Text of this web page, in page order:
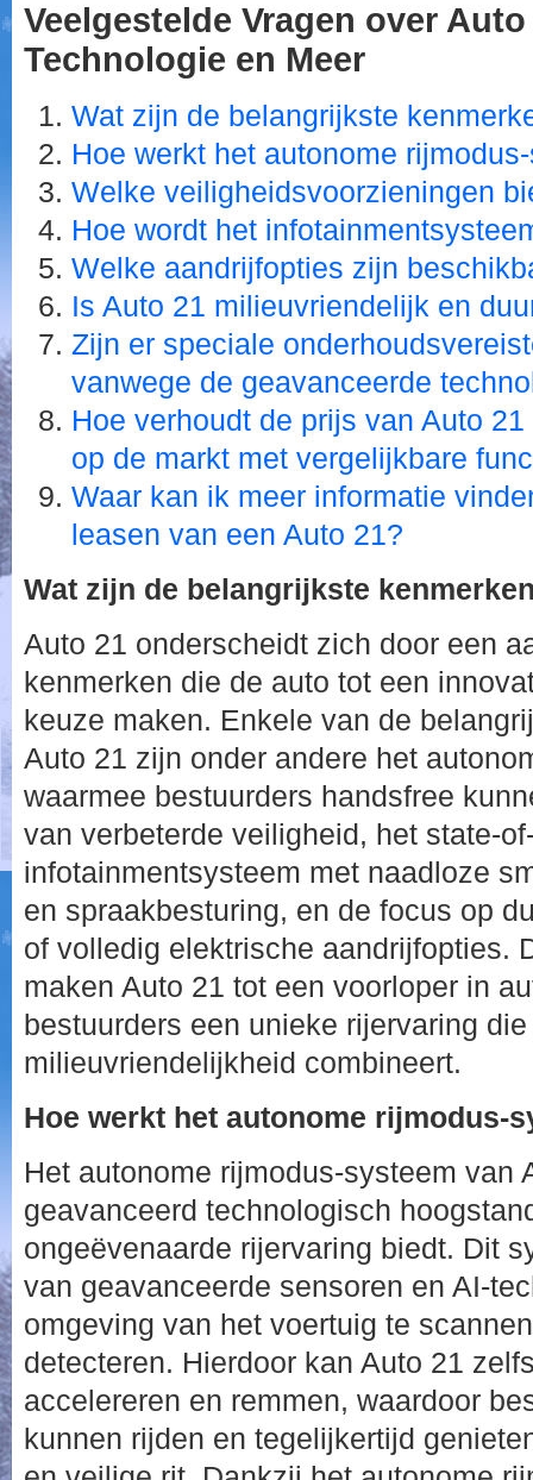
Veelgestelde Vragen over
Technologie en Meer
Wat zijn de belangrijkste
Hoe werkt het autonome
Welke veiligheidsvoorzieningen
Hoe wordt het
Welke aandrijfopties zijn
Is Auto 21 milieuvriendelijk en
Zijn er speciale
vanwege de geavanceerde
Hoe verhoudt de prijs van Auto
op de markt met vergelijkbare
Waar kan ik meer informatie
leasen van een Auto 21?
Wat zijn de belangrijkste
Auto 21 onderscheidt zich door een
kenmerken die de auto tot een
keuze maken. Enkele van de
Auto 21 zijn onder andere het
waarmee bestuurders handsfree
van verbeterde veiligheid, het state-
infotainmentsysteem met naadloze
en spraakbesturing, en de focus op
of volledig elektrische aandrijfopties.
maken Auto 21 tot een voorloper in
bestuurders een unieke rijervaring
milieuvriendelijkheid combineert.
Hoe werkt het autonome rijmodus-
Het autonome rijmodus-systeem van
geavanceerd technologisch
ongeëvenaarde rijervaring biedt. Dit
van geavanceerde sensoren en AI-
omgeving van het voertuig te
detecteren. Hierdoor kan Auto 21
accelereren en remmen, waardoor
kunnen rijden en tegelijkertijd